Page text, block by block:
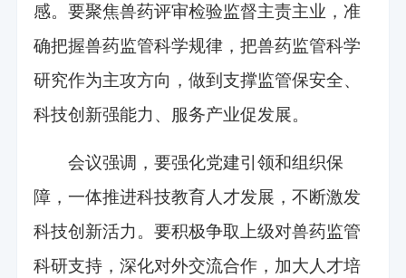
感。要聚焦兽药评审检验监督主责主业，准
确把握兽药监管科学规律，把兽药监管科学
研究作为主攻方向，做到支撑监管保安全、
科技创新强能力、服务产业促发展。
会议强调，要强化党建引领和组织保
障，一体推进科技教育人才发展，不断激发
科技创新活力。要积极争取上级对兽药监管
科研支持，深化对外交流合作，加大人才培